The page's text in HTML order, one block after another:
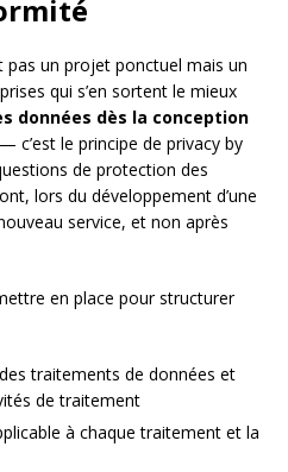
pas un projet ponctuel mais un
qui s’en sortent le mieux
données dès la conception
c’est le principe de privacy by
de protection des
lors du développement d’une
service, et non après
en place pour structurer
traitements de données et
de traitement
à chaque traitement et la